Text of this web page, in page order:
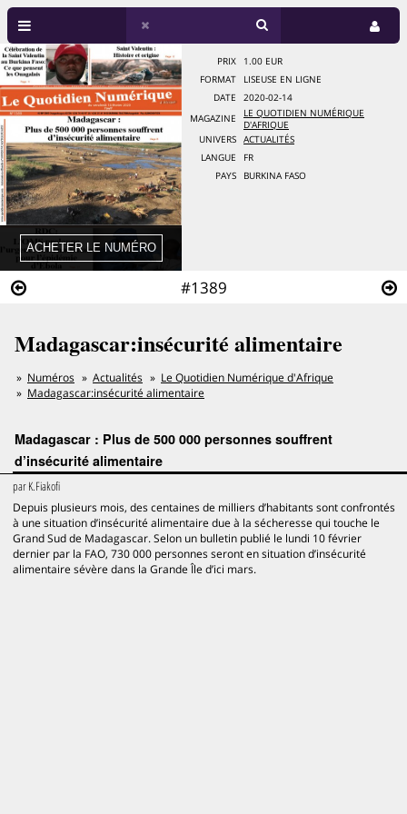
#1389
PRIX
1.00 EUR
FORMAT
LISEUSE EN LIGNE
DATE
2020-02-14
MAGAZINE
LE QUOTIDIEN NUMÉRIQUE
D'AFRIQUE
UNIVERS
ACTUALITÉS
LANGUE
FR
PAYS
BURKINA FASO
Madagascar:insécurité alimentaire
Numéros Actualités
Le Quotidien Numérique d'Afrique
Madagascar:insécurité alimentaire
Madagascar : Plus de 500 000 personnes souffrent
d’insécurité alimentaire
parK.Fiakofi
Depuis plusieurs mois, des centaines de milliers d’habitants sont confrontés
à une situation d’insécurité alimentaire due à la sécheresse qui touche le
Grand Sud de Madagascar. Selon un bulletin publié le lundi 10 février
dernier par la FAO, 730 000 personnes seront en situation d’insécurité
alimentaire sévère dans la Grande Île d’ici mars.